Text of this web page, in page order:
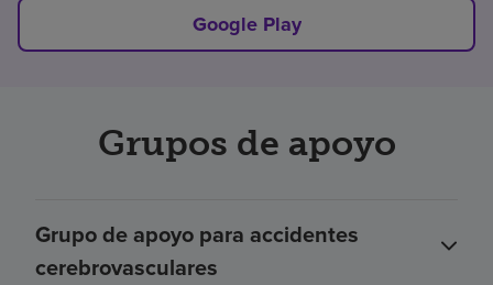
Google Play
Grupos de apoyo
Grupo de apoyo para accidentes
cerebrovasculares